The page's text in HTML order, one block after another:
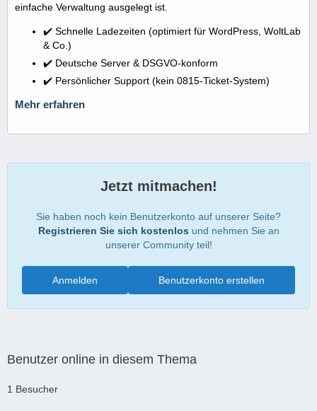
einfache Verwaltung ausgelegt ist.
✔️ Schnelle Ladezeiten (optimiert für WordPress, WoltLab
& Co.)
✔️ Deutsche Server & DSGVO-konform
✔️ Persönlicher Support (kein 0815-Ticket-System)
Mehr erfahren
Jetzt mitmachen!
Sie haben noch kein Benutzerkonto auf unserer Seite?
Registrieren Sie sich kostenlos und nehmen Sie an
unserer Community teil!
Benutzerkonto erstellen
Anmelden
Benutzer online in diesem Thema
1 Besucher